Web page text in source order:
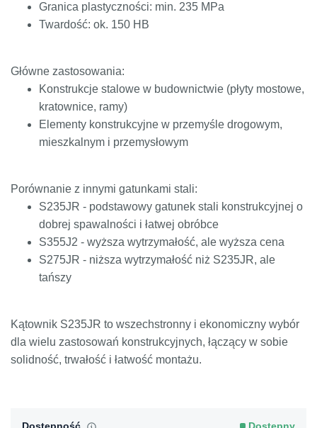
Granica plastyczności: min. 235 MPa
Twardość: ok. 150 HB
Główne zastosowania:
Konstrukcje stalowe w budownictwie (płyty mostowe,
kratownice, ramy)
Elementy konstrukcyjne w przemyśle drogowym,
mieszkalnym i przemysłowym
Porównanie z innymi gatunkami stali:
S235JR - podstawowy gatunek stali konstrukcyjnej o
dobrej spawalności i łatwej obróbce
S355J2 - wyższa wytrzymałość, ale wyższa cena
S275JR - niższa wytrzymałość niż S235JR, ale
tańszy
Kątownik S235JR to wszechstronny i ekonomiczny wybór
dla wielu zastosowań konstrukcyjnych, łączący w sobie
solidność, trwałość i łatwość montażu.